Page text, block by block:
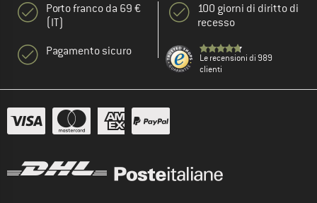
Porto franco da 69 €
(IT)
Pagamento sicuro
100 giorni di diritto di
recesso
Le recensioni di 989
clienti